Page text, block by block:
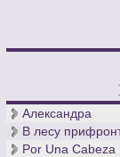
Александра
В лесу
Por Una Cabeza